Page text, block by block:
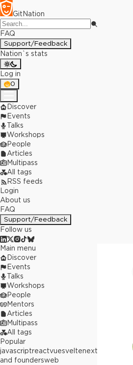
GitNation
FAQ
Support/Feedback
Nation`s stats
Log in
0
Discover
Events
Talks
Workshops
People
Articles
Multipass
All tags
RSS feeds
Login
About us
FAQ
Support/Feedback
Follow us
Main menu
Discover
Events
Talks
Workshops
People
Mentors
Articles
Multipass
All tags
Popular
javascriptreactvuesveltenext.js
and foundersweb